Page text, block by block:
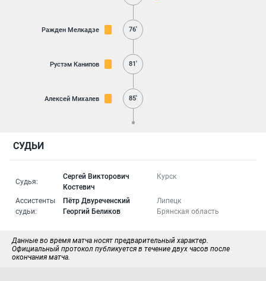
Ражден Мелкадзе 76'
Рустэм Канипов 81'
Алексей Михалев 85'
СУДЬИ
Судья:
Сергей Викторович
Костевич
Курск
Ассистенты
судьи:
Пётр Двуреченский
Липецк
Георгий Беликов
Брянская область
Данные во время матча носят предварительный характер.
Официальный протокол публикуется в течение двух часов после
окончания матча.